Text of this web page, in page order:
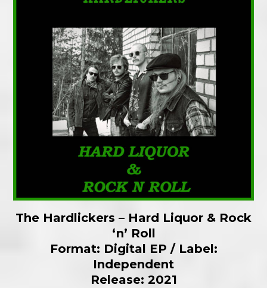
The Hardlickers – Hard Liquor & Rock
‘n’ Roll
Format: Digital EP / Label:
Independent
Release: 2021